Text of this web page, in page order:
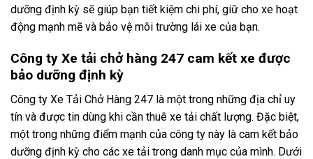
dưỡng định kỳ sẽ giúp bạn tiết kiệm chi phí, giữ cho xe hoạt
động mạnh mẽ và bảo vệ môi trường lái xe của bạn.
Công ty Xe tải chở hàng 247 cam kết xe được
bảo dưỡng định kỳ
Công ty Xe Tải Chở Hàng 247 là một trong những địa chỉ uy
tín và được tin dùng khi cần thuê xe tải chất lượng. Đặc biệt,
một trong những điểm mạnh của công ty này là cam kết bảo
dưỡng định kỳ cho các xe tải trong danh mục của mình. Dưới